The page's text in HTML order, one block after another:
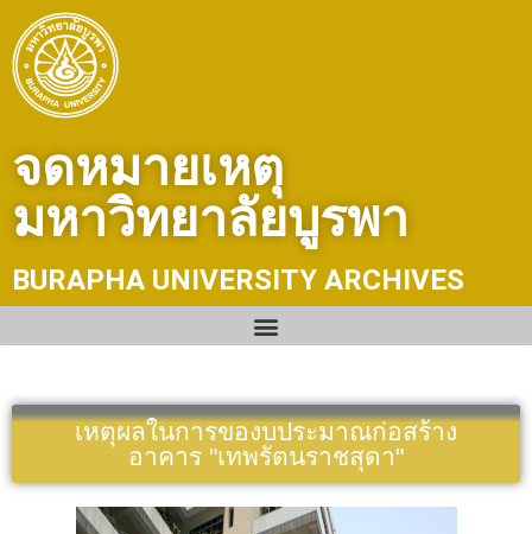
content
จดหมายเหตุ
มหาวิทยาลัยบูรพา
BURAPHA UNIVERSITY ARCHIVES
เหตุผลในการของบประมาณก่อสร้าง
อาคาร "เทพรัตนราชสุดา"